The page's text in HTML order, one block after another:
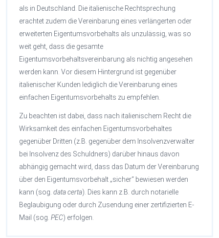
als in Deutschland. Die italienische Rechtsprechung
erachtet zudem die Vereinbarung eines verlängerten oder
erweiterten Eigentumsvorbehalts als unzulässig, was so
weit geht, dass die gesamte
Eigentumsvorbehaltsvereinbarung als nichtig angesehen
werden kann. Vor diesem Hintergrund ist gegenüber
italienischer Kunden lediglich die Vereinbarung eines
einfachen Eigentumsvorbehalts zu empfehlen.
Zu beachten ist dabei, dass nach italienischem Recht die
Wirksamkeit des einfachen Eigentumsvorbehaltes
gegenüber Dritten (z.B. gegenüber dem Insolvenzverwalter
bei Insolvenz des Schuldners) darüber hinaus davon
abhängig gemacht wird, dass das Datum der Vereinbarung
über den Eigentumsvorbehalt „sicher“ bewiesen werden
kann (sog. data certa). Dies kann z.B. durch notarielle
Beglaubigung oder durch Zusendung einer zertifizierten E-
Mail (sog. PEC) erfolgen.